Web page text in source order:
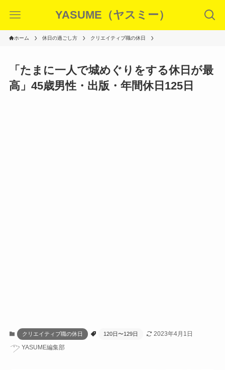
YASUME（ヤスミー）
ホーム 休日の過ごし方 クリエイティブ職の休日
「たまに一人で城めぐりをする休日が最
高」45歳男性・出版・年間休日125日
クリエイティブ職の休日 120日〜129日
2023年4月1日
YASUME編集部